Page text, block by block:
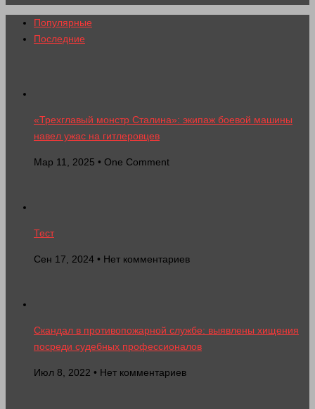
Популярные
Последние
«Трехглавый монстр Сталина»: экипаж боевой машины
навел ужас на гитлеровцев
Мар 11, 2025 • One Comment
Тест
Сен 17, 2024 • Нет комментариев
Скандал в противопожарной службе: выявлены хищения
посреди судебных профессионалов
Июл 8, 2022 • Нет комментариев